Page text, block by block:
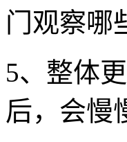
门观察哪
5、整体
后，会慢